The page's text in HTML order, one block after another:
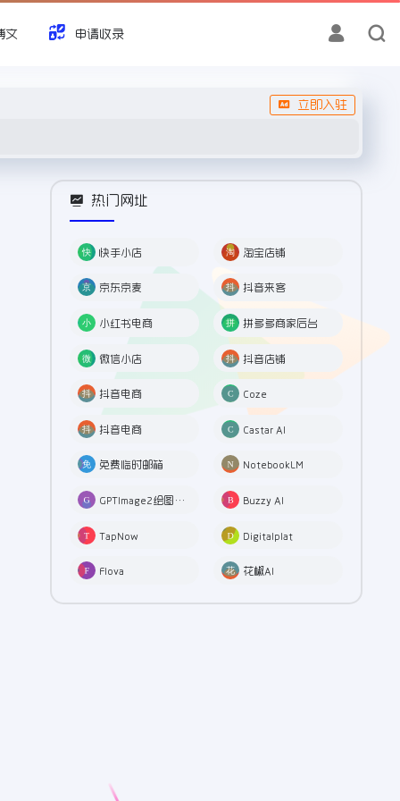
文 申请收录
立即入驻
热门网址
快手小店 淘宝店铺
京东京麦 抖音来客
小红书电商 拼多多商家后台
微信小店 抖音店铺
抖音电商 Coze
抖音电商 Castar AI
免费临时邮箱 NotebookLM
GPTImage2绘图工具 Buzzy AI
TapNow Digitalplat
Flova 花椒AI